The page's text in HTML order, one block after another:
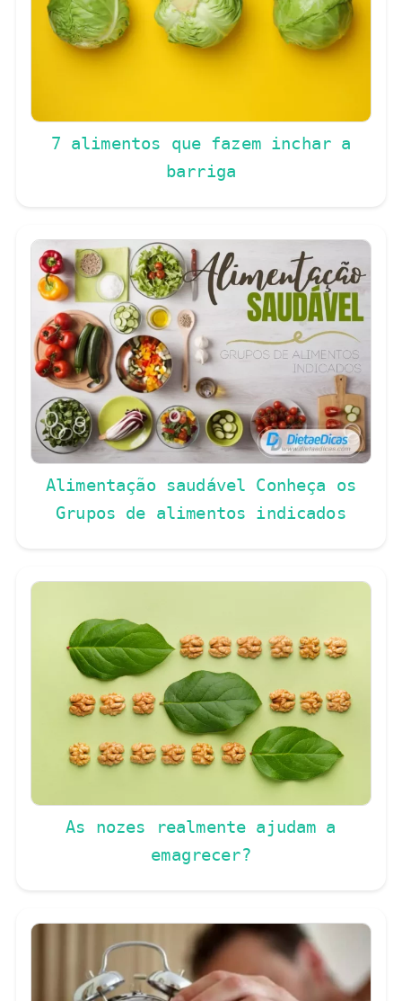
7 alimentos que fazem inchar a
barriga
Alimentação saudável Conheça os
Grupos de alimentos indicados
As nozes realmente ajudam a
emagrecer?